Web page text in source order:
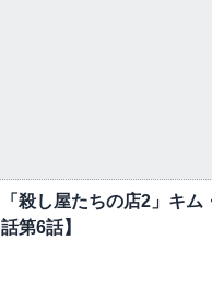
「殺し屋たちの店2」キ
話第6話】